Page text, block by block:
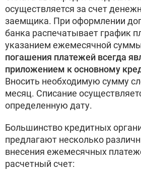
осуществляется за счет
заемщика. При оформлении
банка распечатывает график
указанием ежемесячной
погашения платежей всегда
приложением к основному
Вносить необходимую сумму
месяц. Списание
определенную дату.
Большинство кредитных
предлагают несколько
внесения ежемесячных
расчетный счет: